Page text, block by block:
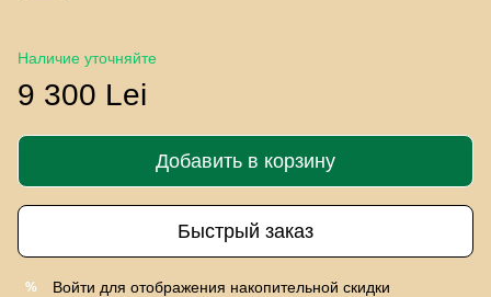
Наличие уточняйте
9 300 Lei
Добавить в корзину
Быстрый заказ
% Войти для отображения накопительной скидки